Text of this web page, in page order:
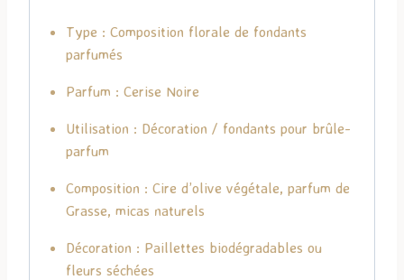
Type : Composition florale de fondants
parfumés
Parfum : Cerise Noire
Utilisation : Décoration / fondants pour brûle-
parfum
Composition : Cire d’olive végétale, parfum de
Grasse, micas naturels
Décoration : Paillettes biodégradables ou
fleurs séchées